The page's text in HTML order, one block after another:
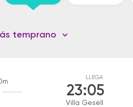
temprano
LLEGA
23:05
Villa Gesell